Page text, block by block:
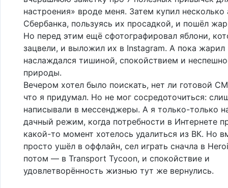
настроения» вроде меня. Затем купил несколько
Сбербанка, пользуясь их просадкой, и пошёл
Но перед этим ещё сфотографировал яблони,
зацвели, и выложил их в Instagram. А пока
наслаждался тишиной, спокойствием и
природы.
Вечером хотел было поискать, нет ли готовой
что я придумал. Но не мог сосредоточиться:
написывали в мессенджеры. А я только-только
дачный режим, когда потребности в Интернете
какой-то момент хотелось удалиться из ВК. Но
просто ушёл в оффлайн, сел играть сначла в
потом — в Transport Tycoon, и спокойствие и
удовлетворённость жизнью тут же вернулись.